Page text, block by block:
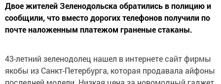
Двое жителей Зеленодольска обратились в полицию и
сообщили, что вместо дорогих телефонов получили по
почте наложенным платежом граненые стаканы.
43-летний зеленодолец нашел в интернете сайт фирмы
якобы из Санкт-Петербурга, которая продавала айфоны